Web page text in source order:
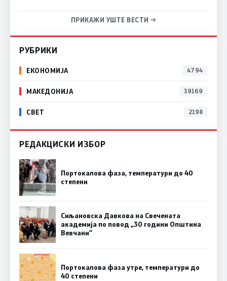
ПРИКАЖИ УШТЕ ВЕСТИ →
РУБРИКИ
ЕКОНОМИЈА 4794
МАКЕДОНИЈА 39169
СВЕТ 2198
РЕДАКЦИСКИ ИЗБОР
Портокалова фаза, температури до 40
степени
Сиљановска Давкова на Свечената
академија по повод „30 години Општина
Вевчани“
Портокалова фаза утре, температури до
40 степени